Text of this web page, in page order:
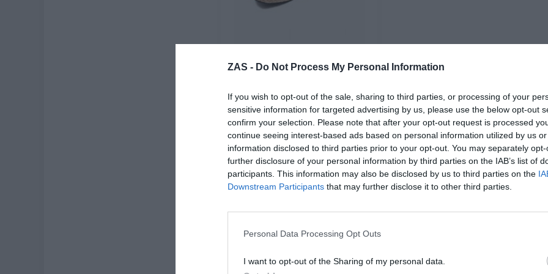
ZAS - Do Not Process My Personal Information
If you wish to opt-out of the sale, sharing to third parties, or processing of your
sensitive information for targeted advertising by us, please use the below opt-out
confirm your selection. Please note that after your opt-out request is processed
continue seeing interest-based ads based on personal information utilized by us
information disclosed to third parties prior to your opt-out. You may separately
further disclosure of your personal information by third parties on the IAB’s list of
participants. This information may also be disclosed by us to third parties on the
Downstream Participants that may further disclose it to other third parties.
Personal Data Processing Opt Outs
I want to opt-out of the Sharing of my personal data.
Zapato étnico liso con hebilla
14,98 € 29,95 €
[ZNN15 ]
Ver producto